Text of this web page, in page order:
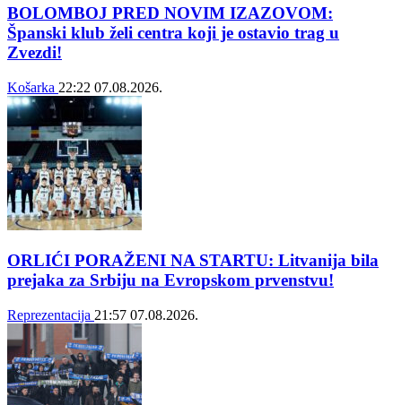
BOLOMBOJ PRED NOVIM IZAZOVOM:
Španski klub želi centra koji je ostavio trag u
Zvezdi!
Košarka 22:22 07.08.2026.
ORLIĆI PORAŽENI NA STARTU: Litvanija bila
prejaka za Srbiju na Evropskom prvenstvu!
Reprezentacija 21:57 07.08.2026.